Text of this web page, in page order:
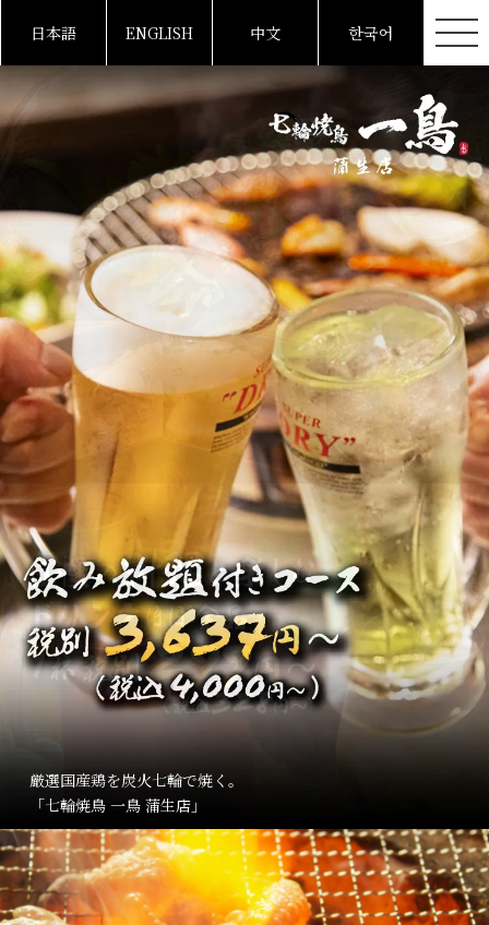
日本語 ENGLISH 中文 한국어
厳選国産鶏を炭火七輪で焼く。
「七輪焼鳥 一鳥 蒲生店」